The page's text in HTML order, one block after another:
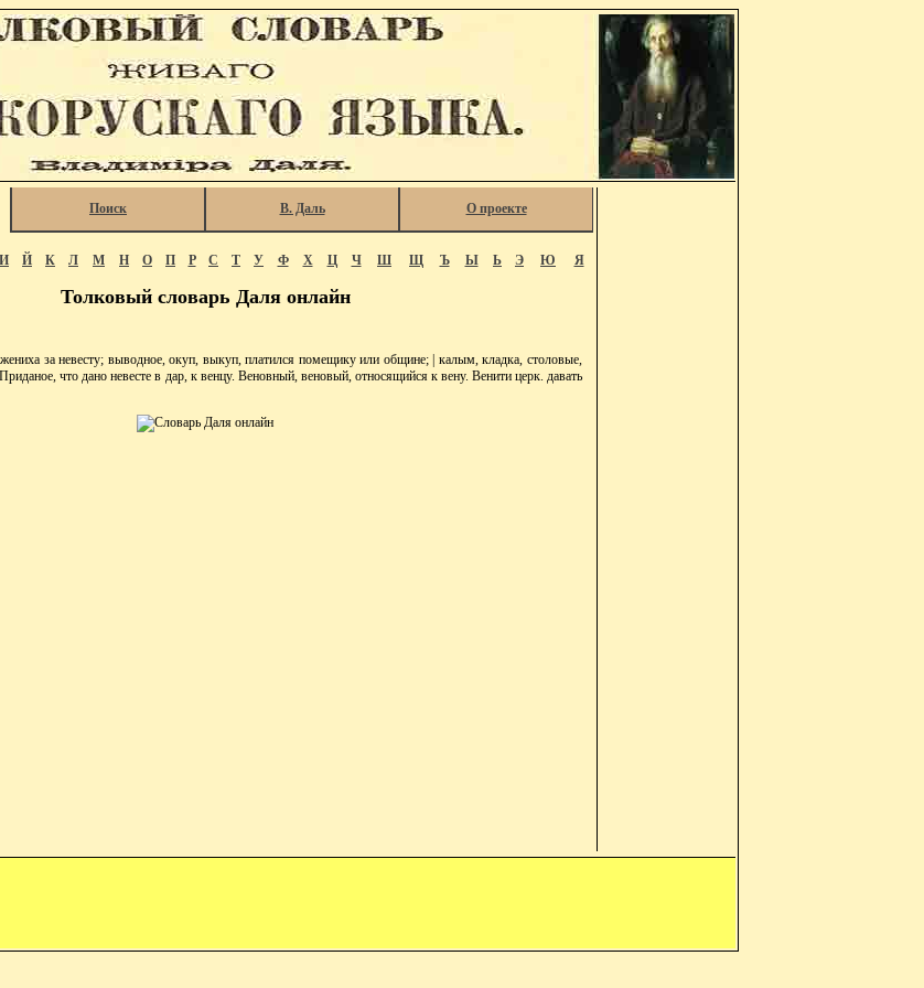
Поиск В. Даль О проекте
И Й К Л М Н О П Р С Т У Ф Х Ц Ч Ш Щ Ъ Ы Ь Э Ю Я
Толковый словарь Даля онлайн
за невесту; выводное, окуп, выкуп, платился помещику или общине; | калым, кладка, столовые,
что дано невесте в дар, к венцу. Веновный, веновый, относящийся к вену. Венити церк. давать